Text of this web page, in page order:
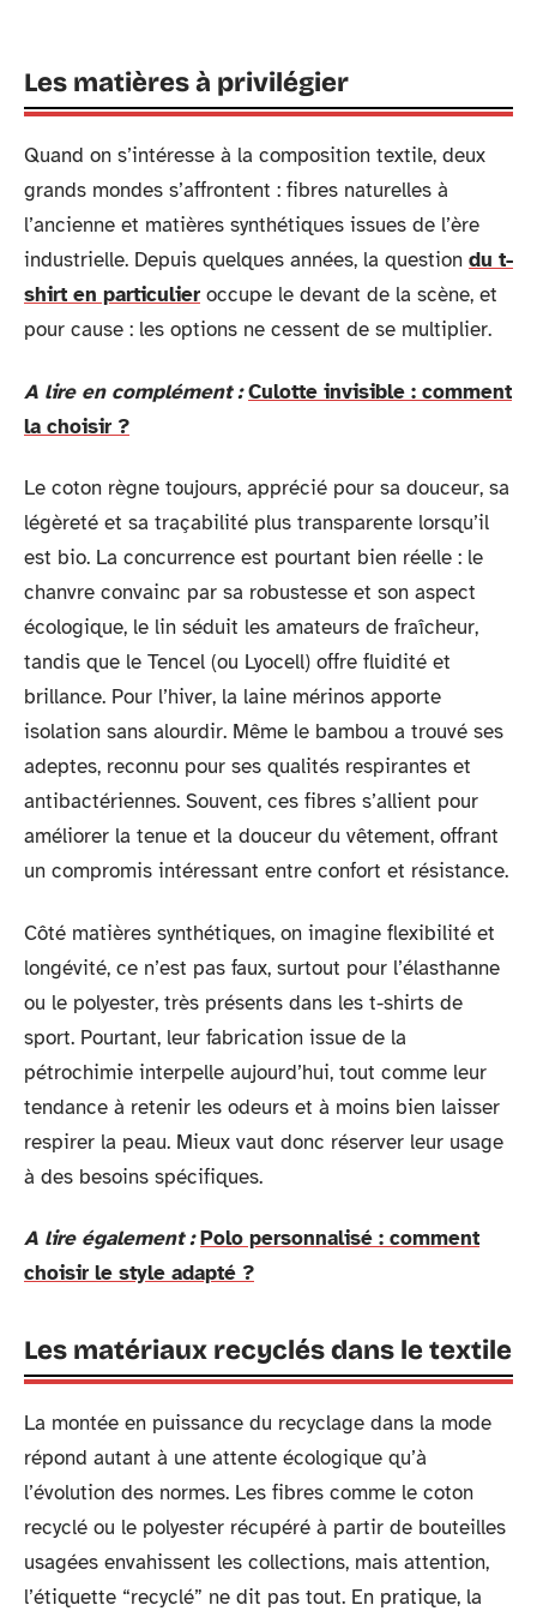
Les matières à privilégier
Quand on s’intéresse à la composition textile, deux
grands mondes s’affrontent : fibres naturelles à
l’ancienne et matières synthétiques issues de l’ère
industrielle. Depuis quelques années, la question du t-
shirt en particulier occupe le devant de la scène, et
pour cause : les options ne cessent de se multiplier.
A lire en complément : Culotte invisible : comment
la choisir ?
Le coton règne toujours, apprécié pour sa douceur, sa
légèreté et sa traçabilité plus transparente lorsqu’il
est bio. La concurrence est pourtant bien réelle : le
chanvre convainc par sa robustesse et son aspect
écologique, le lin séduit les amateurs de fraîcheur,
tandis que le Tencel (ou Lyocell) offre fluidité et
brillance. Pour l’hiver, la laine mérinos apporte
isolation sans alourdir. Même le bambou a trouvé ses
adeptes, reconnu pour ses qualités respirantes et
antibactériennes. Souvent, ces fibres s’allient pour
améliorer la tenue et la douceur du vêtement, offrant
un compromis intéressant entre confort et résistance.
Côté matières synthétiques, on imagine flexibilité et
longévité, ce n’est pas faux, surtout pour l’élasthanne
ou le polyester, très présents dans les t-shirts de
sport. Pourtant, leur fabrication issue de la
pétrochimie interpelle aujourd’hui, tout comme leur
tendance à retenir les odeurs et à moins bien laisser
respirer la peau. Mieux vaut donc réserver leur usage
à des besoins spécifiques.
A lire également : Polo personnalisé : comment
choisir le style adapté ?
Les matériaux recyclés dans le textile
La montée en puissance du recyclage dans la mode
répond autant à une attente écologique qu’à
l’évolution des normes. Les fibres comme le coton
recyclé ou le polyester récupéré à partir de bouteilles
usagées envahissent les collections, mais attention,
l’étiquette “recyclé” ne dit pas tout. En pratique, la